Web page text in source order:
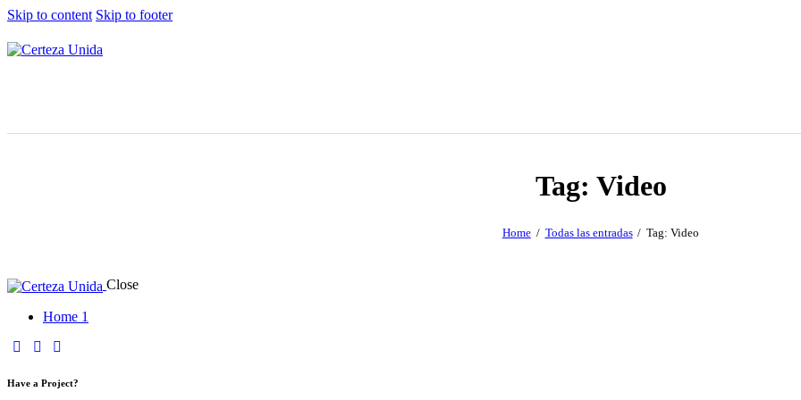
Skip to content Skip to footer
Tag: Video
Home Todas las entradas Tag: Video
Close
Home 1
Have a Project?